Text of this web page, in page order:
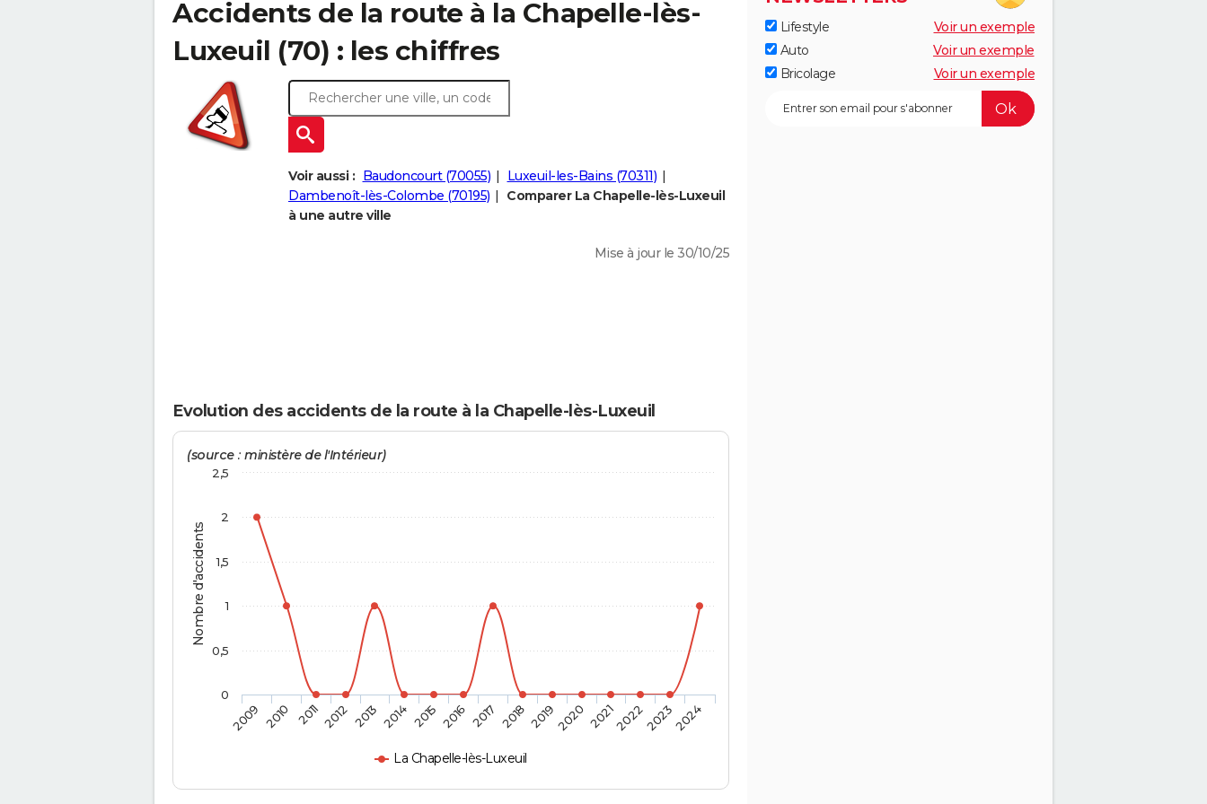
Accidents de la route à la Chapelle-lès-
Luxeuil (70) : les chiffres
Voir aussi : Baudoncourt (70055)
Luxeuil-les-Bains (70311)
Dambenoît-lès-Colombe (70195)
Comparer La Chapelle-lès-Luxeuil
à une autre ville
Mise à jour le 30/10/25
Evolution des accidents de la route à la Chapelle-lès-Luxeuil
Nombre d'accidents
(source : ministère de l'Intérieur)
La Chapelle-lès-Luxeuil
2009 2010 2011 2012 2013 2014 2015 2016 2017 2018 20192020 2021202220232024
0
0,5
1
1,5
2
2,5
Lifestyle
Voir un exemple
Auto
Voir un exemple
Bricolage
Voir un exemple